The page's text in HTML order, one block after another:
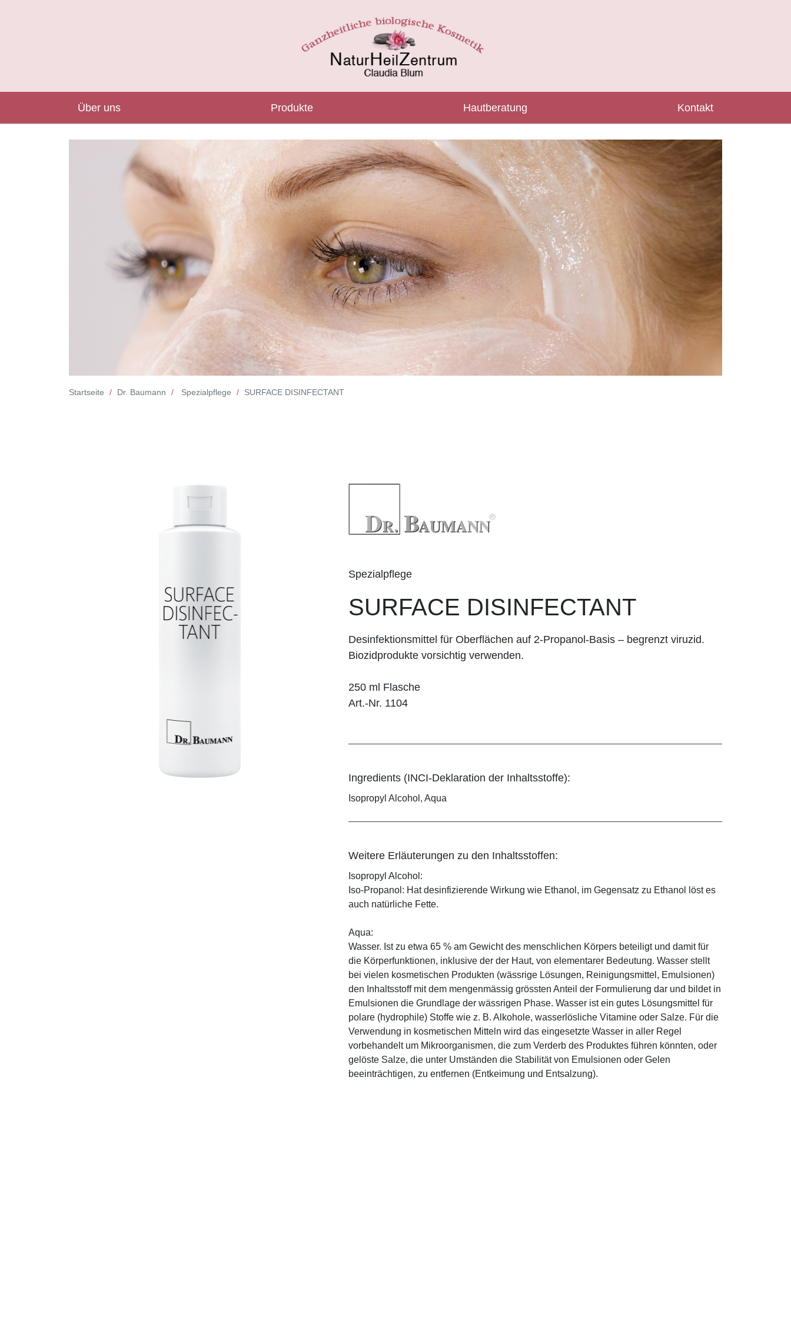
Über uns Produkte Hautberatung Kontakt
Startseite Dr. Baumann Spezialpflege SURFACE DISINFECTANT
Spezialpflege
SURFACE DISINFECTANT
Desinfektionsmittel für Oberflächen auf 2-Propanol-Basis – begrenzt viruzid.
Biozidprodukte vorsichtig verwenden.
250 ml Flasche
Art.-Nr. 1104
Ingredients (INCI-Deklaration der Inhaltsstoffe):
Isopropyl Alcohol, Aqua
Weitere Erläuterungen zu den Inhaltsstoffen:
Isopropyl Alcohol:
Iso-Propanol: Hat desinfizierende Wirkung wie Ethanol, im Gegensatz zu Ethanol löst es
auch natürliche Fette.
Aqua:
Wasser. Ist zu etwa 65 % am Gewicht des menschlichen Körpers beteiligt und damit für
die Körperfunktionen, inklusive der der Haut, von elementarer Bedeutung. Wasser stellt
bei vielen kosmetischen Produkten (wässrige Lösungen, Reinigungsmittel, Emulsionen)
den Inhaltsstoff mit dem mengenmässig grössten Anteil der Formulierung dar und bildet in
Emulsionen die Grundlage der wässrigen Phase. Wasser ist ein gutes Lösungsmittel für
polare (hydrophile) Stoffe wie z. B. Alkohole, wasserlösliche Vitamine oder Salze. Für die
Verwendung in kosmetischen Mitteln wird das eingesetzte Wasser in aller Regel
vorbehandelt um Mikroorganismen, die zum Verderb des Produktes führen könnten, oder
gelöste Salze, die unter Umständen die Stabilität von Emulsionen oder Gelen
beeinträchtigen, zu entfernen (Entkeimung und Entsalzung).